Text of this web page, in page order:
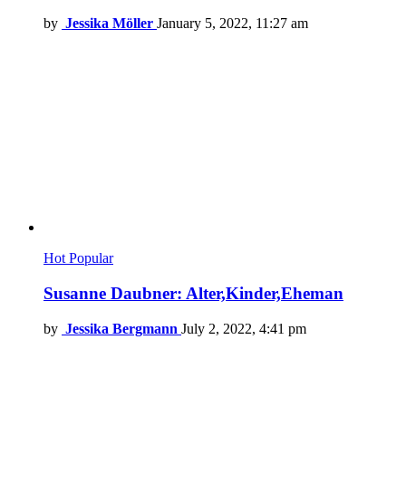
by Jessika Möller January 5, 2022, 11:27 am
HotPopular
Susanne Daubner: Alter,Kinder,Eheman
by Jessika Bergmann July 2, 2022, 4:41 pm